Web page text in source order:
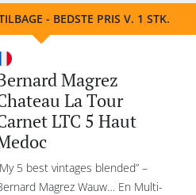
- BEDSTE PRIS V. 1 STK.
Magrez
La Tour
LTC 5 Haut
5 best vintages blended” –
Magrez Wauw… En Multi-